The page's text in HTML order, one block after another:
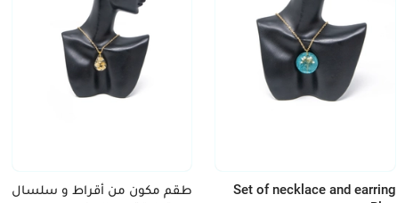
Set of necklace and earring
طقم مكون من أقراط و سلسال